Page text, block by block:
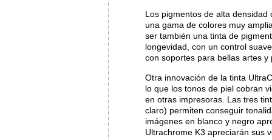
Los pigmentos de alta
una gama de colores muy
ser también una tinta de
longevidad, con un control
con soportes para bellas artes y
Otra innovación de la tinta
lo que los tonos de piel cobran
en otras impresoras. Las tres
claro) permiten conseguir
imágenes en blanco y negro
Ultrachrome K3 apreciarán sus